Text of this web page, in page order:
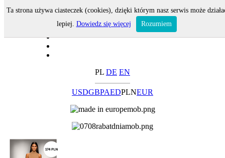
PL DE EN
USDGBPAEDPLNEUR
Ta strona używa ciasteczek (cookies), dzięki którym nasz serwis może
lepiej. Dowiedz się więcej Rozumiem